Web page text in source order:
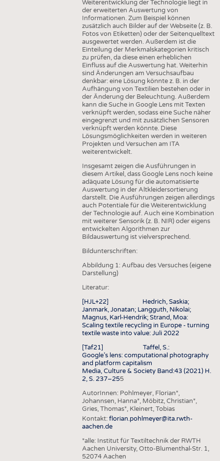
Weiterentwicklung der Technologie liegt in
der erweiterten Auswertung von
Informationen. Zum Beispiel können
zusätzlich auch Bilder auf der Webseite (z. B.
Fotos von Etiketten) oder der Seitenquelltext
ausgewertet werden. Außerdem ist die
Einteilung der Merkmalskategorien kritisch
zu prüfen, da diese einen erheblichen
Einfluss auf die Auswertung hat. Weiterhin
sind Änderungen am Versuchsaufbau
denkbar: eine Lösung könnte z. B. in der
Aufhängung von Textilien bestehen oder in
der Änderung der Beleuchtung. Außerdem
kann die Suche in Google Lens mit Texten
verknüpft werden, sodass eine Suche näher
eingegrenzt und mit zusätzlichen Sensoren
verknüpft werden könnte. Diese
Lösungsmöglichkeiten werden in weiteren
Projekten und Versuchen am ITA
weiterentwickelt.
Insgesamt zeigen die Ausführungen in
diesem Artikel, dass Google Lens noch keine
adäquate Lösung für die automatisierte
Auswertung in der Altkleidersortierung
darstellt. Die Ausführungen zeigen allerdings
auch Potentiale für die Weiterentwicklung
der Technologie auf. Auch eine Kombination
mit weiterer Sensorik (z. B. NIR) oder eigens
entwickelten Algorithmen zur
Bildauswertung ist vielversprechend.
Bildunterschriften:
Abbildung 1: Aufbau des Versuches (eigene
Darstellung)
Literatur:
[HJL+22] Hedrich, Saskia;
Janmark, Jonatan; Langguth, Nikolai;
Magnus, Karl-Hendrik; Strand, Moa:
Scaling textile recycling in Europe - turning
textile waste into value: Juli 2022
[Taf21] Taffel, S.:
Google’s lens: computational photography
and platform capitalism
Media, Culture & Society Band:43 (2021) H.
2, S. 237–255
AutorInnen: Pohlmeyer, Florian*
Johannsen, Hanna* Möbitz, Christian*
Gries, Thomas* Kleinert, Tobias
Kontakt:florian.pohlmeyer@ita.rwth-
aachen.de
*alle: Institut für Textiltechnik der RWTH
Aachen University, Otto-Blumenthal-Str. 1,
52074 Aachen